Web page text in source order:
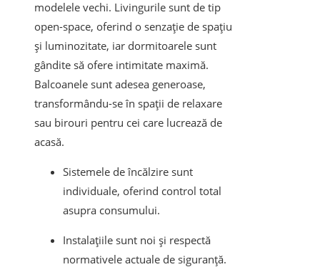
modelele vechi. Livingurile sunt de tip
open-space, oferind o senzație de spațiu
și luminozitate, iar dormitoarele sunt
gândite să ofere intimitate maximă.
Balcoanele sunt adesea generoase,
transformându-se în spații de relaxare
sau birouri pentru cei care lucrează de
acasă.
Sistemele de încălzire sunt
individuale, oferind control total
asupra consumului.
Instalațiile sunt noi și respectă
normativele actuale de siguranță.